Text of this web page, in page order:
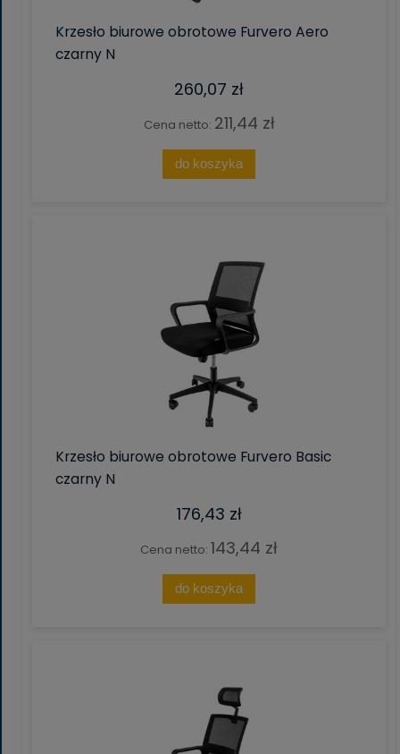
Krzesło biurowe obrotowe Furvero Aero
czarny N
260,07 zł
Cena netto: 211,44 zł
do koszyka
Krzesło biurowe obrotowe Furvero Basic
czarny N
176,43 zł
Cena netto: 143,44 zł
do koszyka